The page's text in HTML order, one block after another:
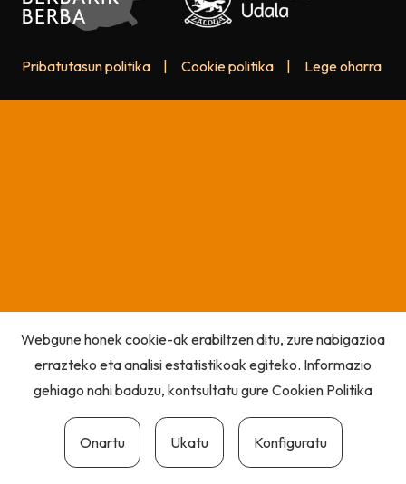
Pribatutasun politika Cookie politika Lege oharra
Webgune honek cookie-ak erabiltzen ditu, zure nabigazioa
errazteko eta analisi estatistikoak egiteko. Informazio
gehiago nahi baduzu, kontsultatu gureCookien Politika
Onartu Ukatu Konfiguratu